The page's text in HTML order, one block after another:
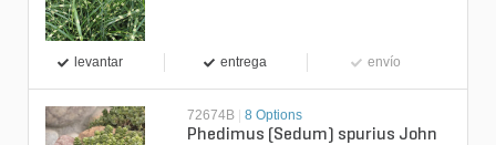
levantar entrega envío
72674B 8 Options
Phedimus (Sedum) spurius John